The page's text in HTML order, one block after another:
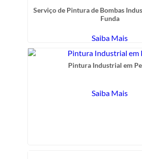
Serviço de Pintura de Bombas
Funda
Saiba Mais
Pintura Industrial em
Saiba Mais